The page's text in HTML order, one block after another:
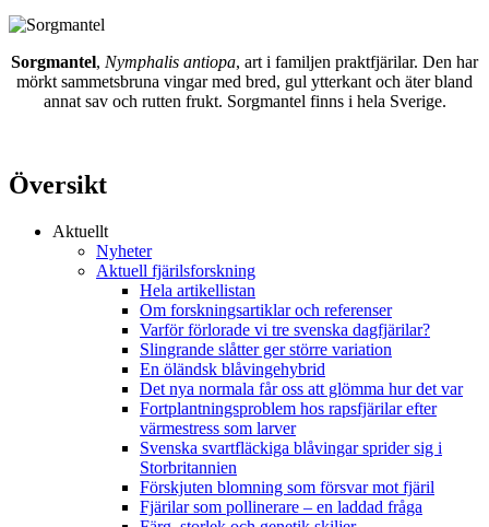
Sorgmantel, Nymphalis antiopa, art i familjen praktfjärilar. Den har
mörkt sammetsbruna vingar med bred, gul ytterkant och äter bland
annat sav och rutten frukt. Sorgmantel finns i hela Sverige.
Översikt
Aktuellt
Nyheter
Aktuell fjärilsforskning
Hela artikellistan
Om forskningsartiklar och referenser
Varför förlorade vi tre svenska dagfjärilar?
Slingrande slåtter ger större variation
En öländsk blåvingehybrid
Det nya normala får oss att glömma hur det var
Fortplantningsproblem hos rapsfjärilar efter
värmestress som larver
Svenska svartfläckiga blåvingar sprider sig i
Storbritannien
Förskjuten blomning som försvar mot fjäril
Fjärilar som pollinerare – en laddad fråga